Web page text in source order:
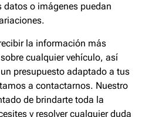
datos o imágenes puedan
la información más
cualquier vehículo, así
presupuesto adaptado a tus
a contactarnos. Nuestro
de brindarte toda la
y resolver cualquier duda